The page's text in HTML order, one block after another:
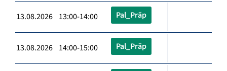
13.08.2026 13:00-14:00 Pal_Präp
13.08.2026 14:00-15:00 Pal_Präp